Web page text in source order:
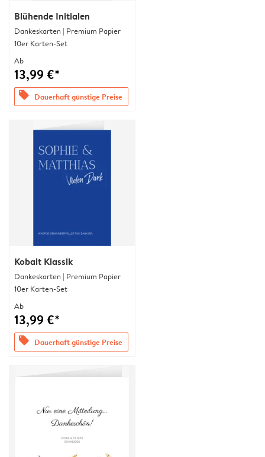
Blühende Initialen
Dankeskarten | Premium Papier
10er Karten-Set
Ab
13,99 €*
offers Dauerhaft günstige Preise
Kobalt Klassik
Dankeskarten | Premium Papier
10er Karten-Set
Ab
13,99 €*
offers Dauerhaft günstige Preise